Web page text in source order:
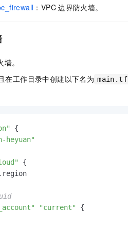
：VPC 边界防火墙。
。
在工作目录中创建以下名为 main.tf
{
heyuan"
{
"current"
{